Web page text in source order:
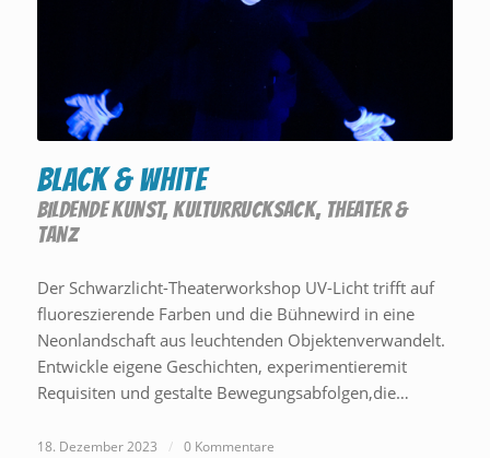
Black & White
BILDENDE KUNST,KULTURRUCKSACK, THEATER &
TANZ
Der Schwarzlicht-Theaterworkshop UV-Licht trifft auf
fluoreszierende Farben und die Bühnewird in eine
Neonlandschaft aus leuchtenden Objektenverwandelt.
Entwickle eigene Geschichten, experimentieremit
Requisiten und gestalte Bewegungsabfolgen,die…
18. Dezember 2023 / 0 Kommentare